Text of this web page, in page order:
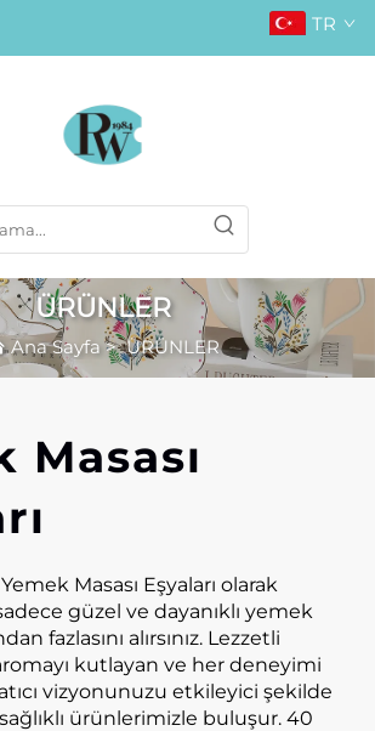
TR
ÜRÜNLER
Ana Sayfa>ÜRÜNLER
Masası
Masası Eşyaları olarak
güzel ve dayanıklı yemek
fazlasını alırsınız. Lezzetli
kutlayan ve her deneyimi
vizyonunuzu etkileyici şekilde
ürünlerimizle buluşur. 40